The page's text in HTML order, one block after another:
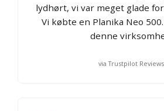
lydhørt, vi var meget glade
Vi købte en Planika Neo
denne
via Trustpilot Reviews